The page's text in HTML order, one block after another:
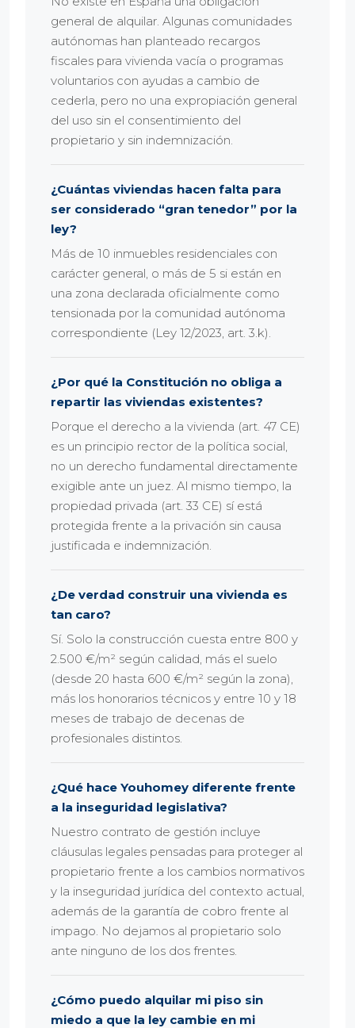
general de alquilar. Algunas comunidades
autónomas han planteado recargos
fiscales para vivienda vacía o programas
voluntarios con ayudas a cambio de
cederla, pero no una expropiación general
del uso sin el consentimiento del
propietario y sin indemnización.
¿Cuántas viviendas hacen falta para
ser considerado “gran tenedor” por la
ley?
Más de 10 inmuebles residenciales con
carácter general, o más de 5 si están en
una zona declarada oficialmente como
tensionada por la comunidad autónoma
correspondiente (Ley 12/2023, art. 3.k).
¿Por qué la Constitución no obliga a
repartir las viviendas existentes?
Porque el derecho a la vivienda (art. 47 CE)
es un principio rector de la política social,
no un derecho fundamental directamente
exigible ante un juez. Al mismo tiempo, la
propiedad privada (art. 33 CE) sí está
protegida frente a la privación sin causa
justificada e indemnización.
¿De verdad construir una vivienda es
tan caro?
Sí. Solo la construcción cuesta entre 800 y
2.500 €/m² según calidad, más el suelo
(desde 20 hasta 600 €/m² según la zona),
más los honorarios técnicos y entre 10 y 18
meses de trabajo de decenas de
profesionales distintos.
¿Qué hace Youhomey diferente frente
a la inseguridad legislativa?
Nuestro contrato de gestión incluye
cláusulas legales pensadas para proteger al
propietario frente a los cambios normativos
y la inseguridad jurídica del contexto actual,
además de la garantía de cobro frente al
impago. No dejamos al propietario solo
ante ninguno de los dos frentes.
¿Cómo puedo alquilar mi piso sin
miedo a que la ley cambie en mi